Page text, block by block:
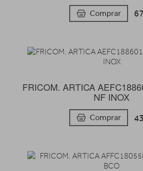
Comprar
FRICOM. ARTICA
NF INOX
Comprar